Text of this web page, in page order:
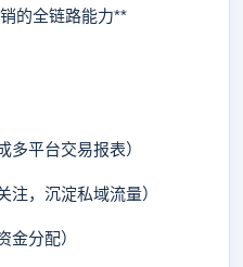
的全链路能力**
平台交易报表）
，沉淀私域流量）
分配）